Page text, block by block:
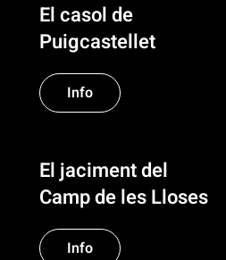
El casol de
Puigcastellet
Info
El jaciment del
Camp de les Lloses
Info